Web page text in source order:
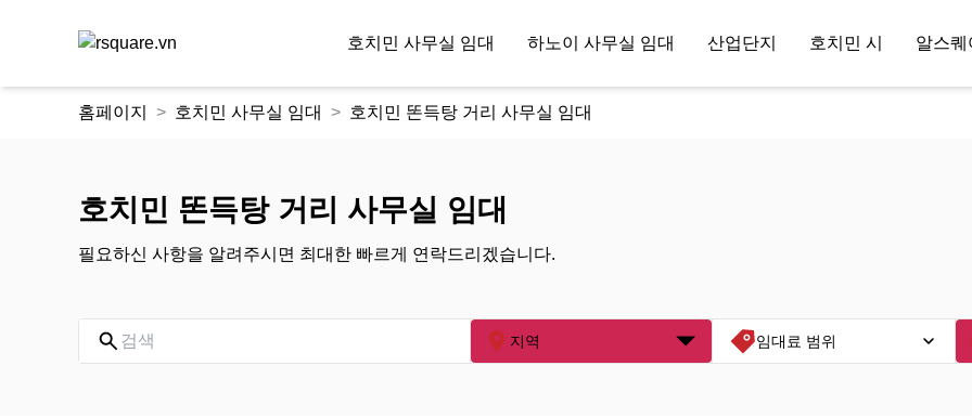
호치민 사무실 임대 하노이 사무실 임대 산업단지 호치민 시 알스퀘
홈페이지 호치민 사무실 임대 호치민 똔득탕 거리 사무실 임대
호치민 똔득탕 거리 사무실 임대
필요하신 사항을 알려주시면 최대한 빠르게 연락드리겠습니다.
지역 임대료 범위